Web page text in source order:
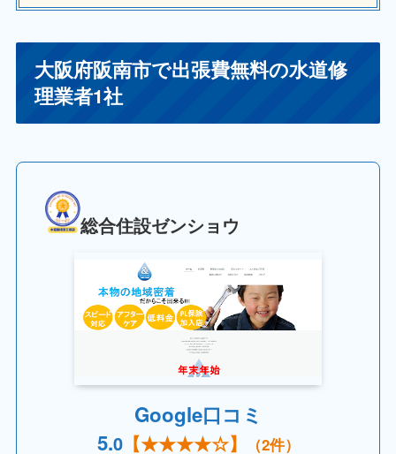
大阪府阪南市で出張費無料の水道修
理業者1社
総合住設ゼンショウ
Google口コミ
5.0【★★★★☆】 （2件）